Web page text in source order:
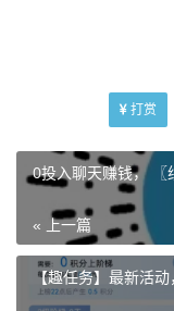
打赏
0投入聊天赚钱， 〖
« 上一篇
【趣任务】最新活